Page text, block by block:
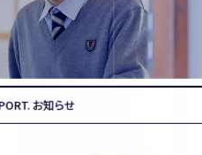
INFORMATION
お問い合わせ
資料請求
お知らせ